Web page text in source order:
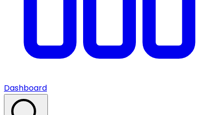
Dashboard